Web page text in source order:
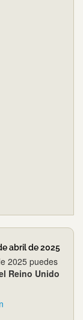
abril de 2025
2025 puedes
Reino Unido